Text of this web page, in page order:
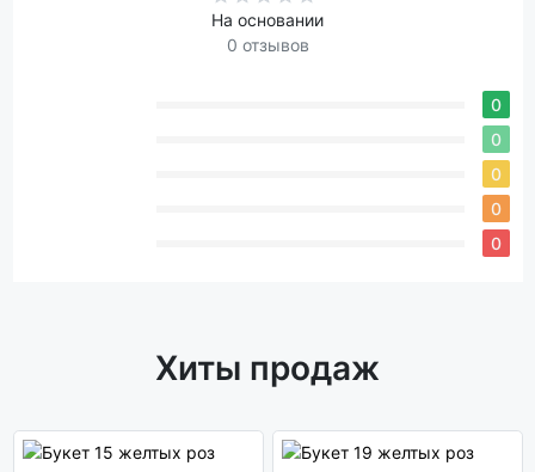
На основании
0 отзывов
0
0
0
0
0
Хиты продаж